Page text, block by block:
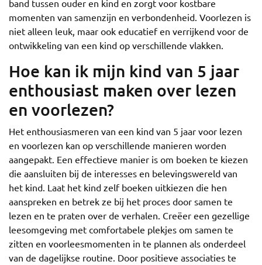
band tussen ouder en kind en zorgt voor kostbare
momenten van samenzijn en verbondenheid. Voorlezen is
niet alleen leuk, maar ook educatief en verrijkend voor de
ontwikkeling van een kind op verschillende vlakken.
Hoe kan ik mijn kind van 5 jaar
enthousiast maken over lezen
en voorlezen?
Het enthousiasmeren van een kind van 5 jaar voor lezen
en voorlezen kan op verschillende manieren worden
aangepakt. Een effectieve manier is om boeken te kiezen
die aansluiten bij de interesses en belevingswereld van
het kind. Laat het kind zelf boeken uitkiezen die hen
aanspreken en betrek ze bij het proces door samen te
lezen en te praten over de verhalen. Creëer een gezellige
leesomgeving met comfortabele plekjes om samen te
zitten en voorleesmomenten in te plannen als onderdeel
van de dagelijkse routine. Door positieve associaties te